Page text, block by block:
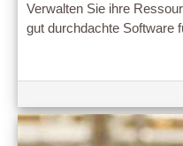
Verwalten Sie ihre
gut durchdachte Software